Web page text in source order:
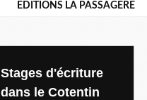
EDITIONS LA PASSAGERE
Stages d'écriture
dans le Cotentin